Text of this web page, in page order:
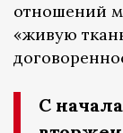
отношений
«живую
С